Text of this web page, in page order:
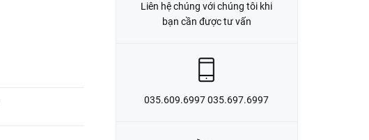
Liên hệ chúng với chúng tôi khi
bạn cần được tư vấn
035.609.6997 035.697.6997